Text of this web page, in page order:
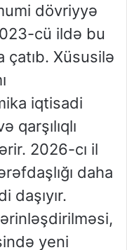
dövriyyə
cü ildə bu
çatıb. Xüsusilə
iqtisadi
qarşılıqlı
2026-cı il
daha
daşıyır.
yeni